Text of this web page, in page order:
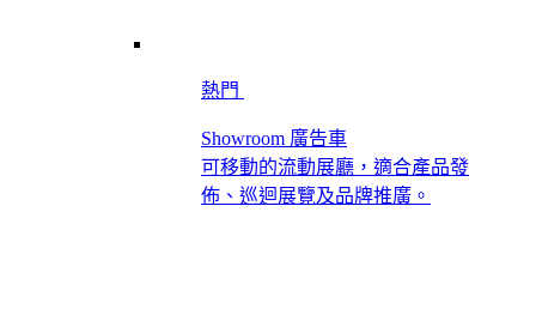
熱門
Showroom 廣告車
可移動的流動展廳，適合產品發
佈、巡迴展覽及品牌推廣。